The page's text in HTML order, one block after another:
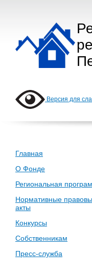
Версия для
Главная
О Фонде
Региональная
Нормативные
акты
Конкурсы
Собственникам
Пресс-служба